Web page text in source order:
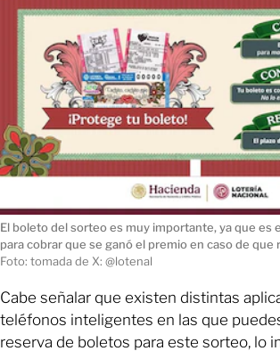
El boleto del sorteo es muy importante, ya que es
para cobrar que se ganó el premio en caso de que
Foto: tomada de X: @lotenal
Cabe señalar que existen distintas
teléfonos inteligentes en las que
reserva de boletos para este sorteo, lo